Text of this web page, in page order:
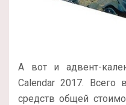
А вот и адвент-
Calendar 2017. Всего
средств общей